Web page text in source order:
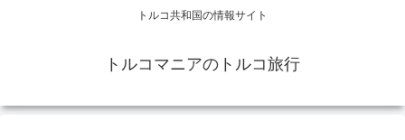
トルコ共和国の情報サイト
トルコマニアのトルコ旅行